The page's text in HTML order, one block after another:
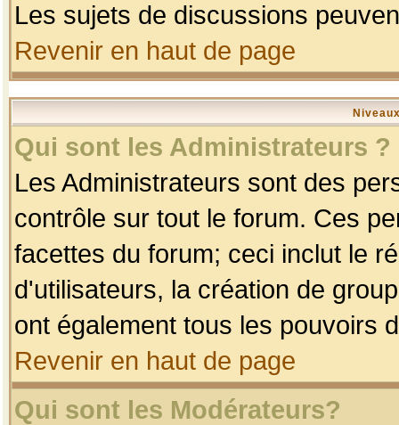
Les sujets de discussions
Revenir en haut de page
Qui sont les Administrateurs ?
Les Administrateurs sont des
contrôle sur tout le forum. Ces
facettes du forum; ceci inclut le
d'utilisateurs, la création de
ont également tous les pouvoirs
Revenir en haut de page
Qui sont les Modérateurs?